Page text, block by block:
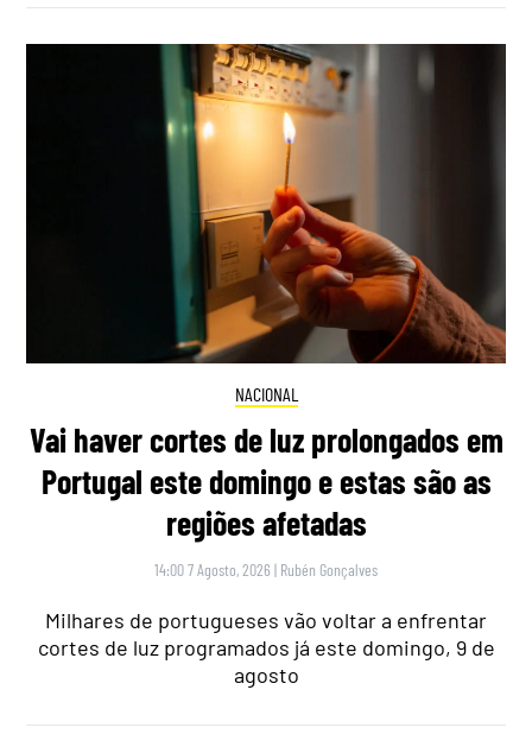
NACIONAL
Vai haver cortes de luz prolongados em
Portugal este domingo e estas são as
regiões afetadas
14:00 7 Agosto, 2026 | Rubén Gonçalves
Milhares de portugueses vão voltar a enfrentar
cortes de luz programados já este domingo, 9 de
agosto